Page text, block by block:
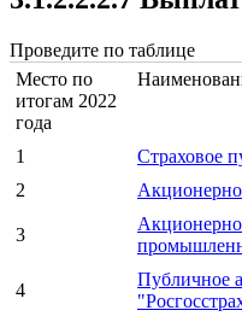
Проведите по таблице
Место по
итогам 2022
года
1 Страховое
2
3
4
Публичное